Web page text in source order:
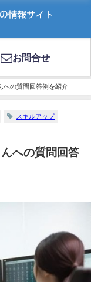
お問合せ
への質問回答例を紹介
スキルアップ
への質問回答